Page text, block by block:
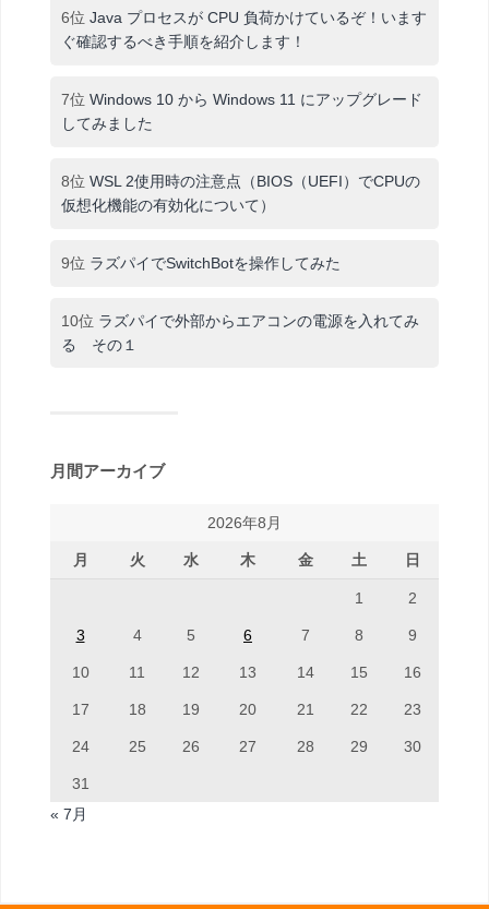
6位 Java プロセスが CPU 負荷かけているぞ！います
ぐ確認するべき手順を紹介します！
7位 Windows 10 から Windows 11 にアップグレード
してみました
8位 WSL 2使用時の注意点（BIOS（UEFI）でCPUの
仮想化機能の有効化について）
9位 ラズパイでSwitchBotを操作してみた
10位 ラズパイで外部からエアコンの電源を入れてみ
る その１
月間アーカイブ
2026年8月
月 火 水 木 金 土 日
1 2
3 4 5 6 7 8 9
10 11 12 13 14 15 16
17 18 19 20 21 22 23
24 25 26 27 28 29 30
31
« 7月